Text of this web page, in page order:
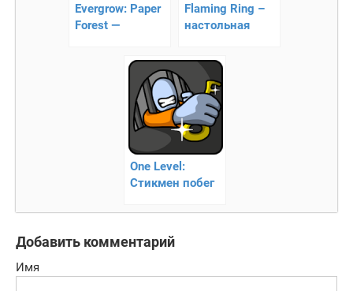
Evergrow: Paper
Forest —
головоломка
Flaming Ring –
настольная
One Level:
Стикмен побег
Добавить комментарий
Имя